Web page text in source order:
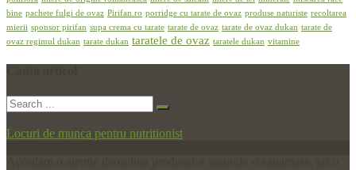
bine pachete fulgi de ovaz Pirifan.ro porridge cu tarate de ovaz produse naturiste recoltarea
mierii sponsor pirifan supa crema cu tarate tarate de ovaz tarate de ovaz dukan tarate de
ovaz regimul dukan tarate dukan taratele de ovaz taratele dukan vitamine
Locuri de munca pentru nutritionist